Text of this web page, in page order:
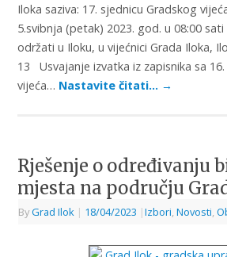
Iloka saziva: 17. sjednicu Gradskog
5.svibnja (petak) 2023. god. u 08:00
održati u Iloku, u vijećnici Grada Iloka,
13 Usvajanje izvatka iz zapisnika sa
vijeća… Nastavite čitati… →
Rješenje o određivanju
mjesta na području
ByGrad Ilok | 18/04/2023 |Izbori, Novosti,